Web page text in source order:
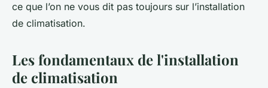
ce que l’on ne vous dit pas toujours sur l’installation
de climatisation.
Les fondamentaux de l'installation
de climatisation